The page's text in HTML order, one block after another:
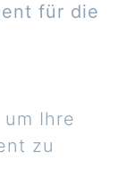
für die
Ihre
zu